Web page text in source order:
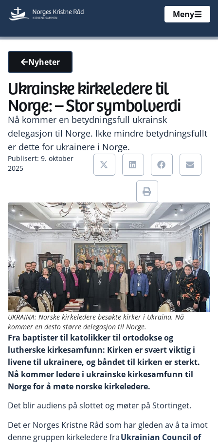
Meny
Nyheter
Ukrainske kirkeledere til
Norge: – Stor symbolverdi
Nå kommer en betydningsfull ukrainsk
delegasjon til Norge. Ikke mindre betydningsfullt
er dette for ukrainere i Norge.
Publisert: 9. oktober
2025
UKRAINA: Norske kirkeledere besøkte kirker i Ukraina. Nå
kommer en desto større delegasjon til Norge.
Fra baptister til katolikker til ortodokse og
lutherske kirkesamfunn: Kirken er svært viktig i
livene til ukrainere, og båndet til kirken er sterkt.
Nå kommer ledere i ukrainske kirkesamfunn til
Norge for å møte norske kirkeledere.
Det blir audiens på slottet og møter på Stortinget.
Det er Norges Kristne Råd som har gleden av å ta imot
denne gruppen kirkeledere fraUkrainian Council of